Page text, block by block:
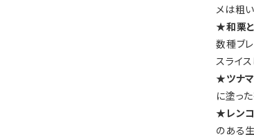
メは粗
★和栗と
数種ブ
スライ
★ツナマ
に塗っ
★レンコ
のある